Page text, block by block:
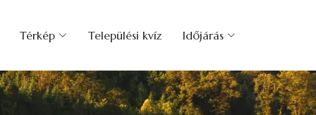
Térkép Települési kvíz Időjárás